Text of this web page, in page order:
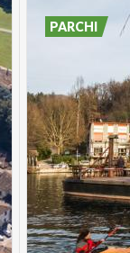
PARCHI